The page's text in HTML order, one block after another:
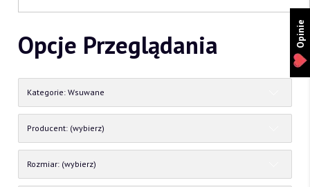
Opcje Przeglądania
Kategorie: Wsuwane
Producent: (wybierz)
Rozmiar: (wybierz)
Opinie